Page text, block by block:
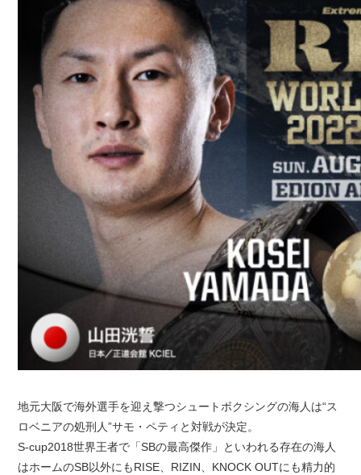
地元大阪で海外選手を迎え撃つシュートボクシングの海人は“ス
ロベニアの処刑人”サモ・ペティと対戦が決定。
S-cup2018世界王者で「SBの最高傑作」といわれる存在の海人
はホームのSB以外にもRISE、RIZIN、KNOCK OUTにも精力的